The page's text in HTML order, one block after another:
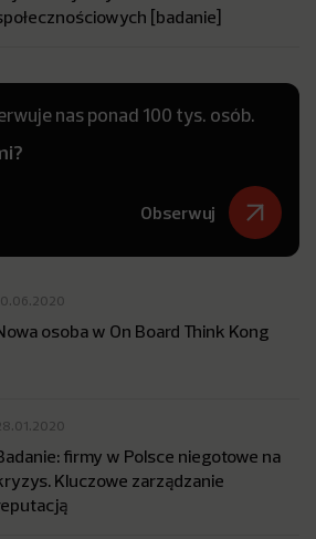
[badanie]
nas ponad 100 tys. osób.
Obserwuj
osoba w On Board Think Kong
firmy w Polsce niegotowe na
Kluczowe zarządzanie